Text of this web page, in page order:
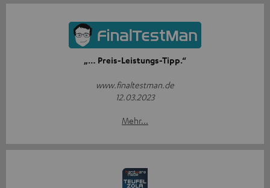
„… Preis-Leistungs-Tipp.“
www.finaltestman.de
12.03.2023
Mehr...